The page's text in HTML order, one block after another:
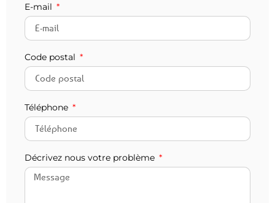
E-mail
Code postal
Téléphone
Décrivez nous votre problème